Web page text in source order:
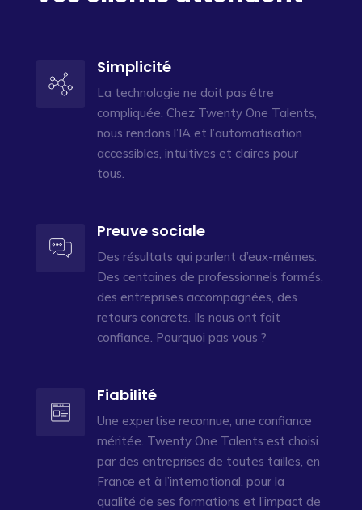
Simplicité
La technologie ne doit pas être
compliquée. Chez Twenty One Talents,
nous rendons l’IA et l’automatisation
accessibles, intuitives et claires pour
tous.
Preuve sociale
Des résultats qui parlent d’eux-mêmes.
Des centaines de professionnels formés,
des entreprises accompagnées, des
retours concrets. Ils nous ont fait
confiance. Pourquoi pas vous ?
Fiabilité
Une expertise reconnue, une confiance
méritée. Twenty One Talents est choisi
par des entreprises de toutes tailles, en
France et à l’international, pour la
qualité de ses formations et l’impact de